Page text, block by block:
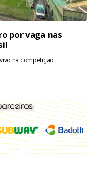
por vaga nas
na competição